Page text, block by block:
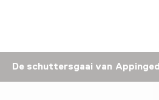
De schuttersgaai van